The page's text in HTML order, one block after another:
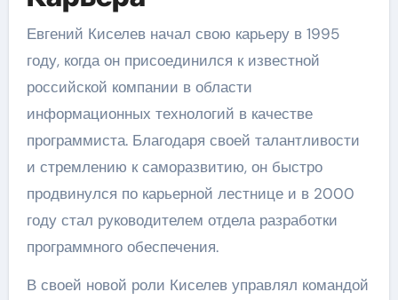
Евгений Киселев начал свою карьеру в 1995
году, когда он присоединился к известной
российской компании в области
информационных технологий в качестве
программиста. Благодаря своей талантливости
и стремлению к саморазвитию, он быстро
продвинулся по карьерной лестнице и в 2000
году стал руководителем отдела разработки
программного обеспечения.
В своей новой роли Киселев управлял командой